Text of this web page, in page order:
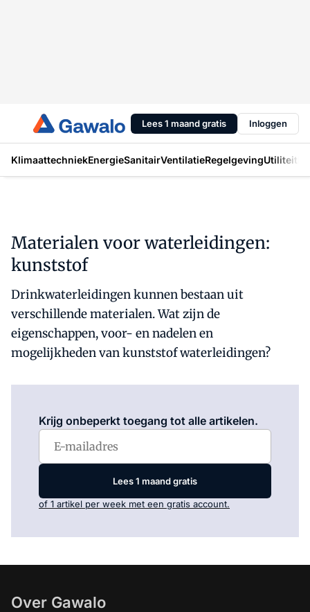
Lees 1 maand gratis Inloggen
KlimaattechniekEnergieSanitairVentilatieRegelgevingUtiliteit
Materialen voor waterleidingen:
kunststof
Drinkwaterleidingen kunnen bestaan uit
verschillende materialen. Wat zijn de
eigenschappen, voor- en nadelen en
mogelijkheden van kunststof waterleidingen?
Krijg onbeperkt toegang tot alle artikelen.
Lees 1 maand gratis
of 1 artikel per week met een gratis account.
Over Gawalo